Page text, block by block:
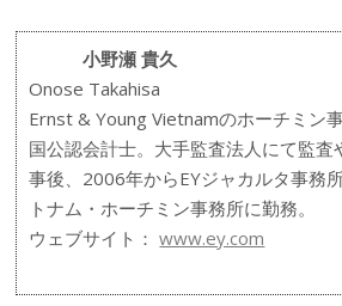
小野瀬 貴久
Onose Takahisa
Ernst & Young Vietnamのホーチミン
国公認会計士。大手監査法人にて監査
事後、2006年からEYジャカルタ事務
トナム・ホーチミン事務所に勤務。
ウェブサイト：www.ey.com